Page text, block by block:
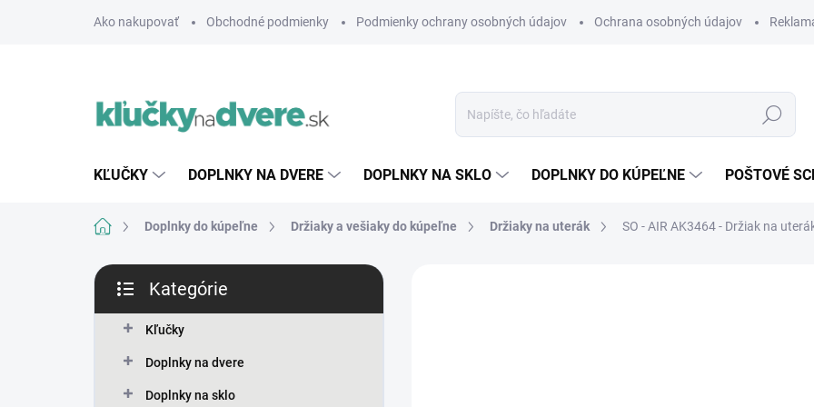
Ako nakupovať Obchodné podmienky Podmienky ochrany osobných údajov Ochrana osobných údajov
Hľadať
KĽUČKY DOPLNKY NA DVERE DOPLNKY NA SKLO DOPLNKY DO KÚPEĽNE POŠTOVÉ
DomovDoplnky do kúpeľne Držiaky a vešiaky do kúpeľne Držiaky na uterák SO - AIR AK3464 - Držiak na
B
č
kategórie
Kategórie
Kľučky
Doplnky na dvere
Doplnky na sklo